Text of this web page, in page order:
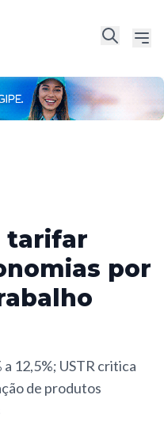
tarifar
por
12,5%; USTR critica
de produtos